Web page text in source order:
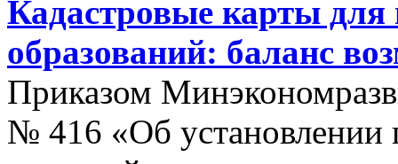
Кадастровые карты
образований: баланс
Приказом
№ 416 «Об установлении